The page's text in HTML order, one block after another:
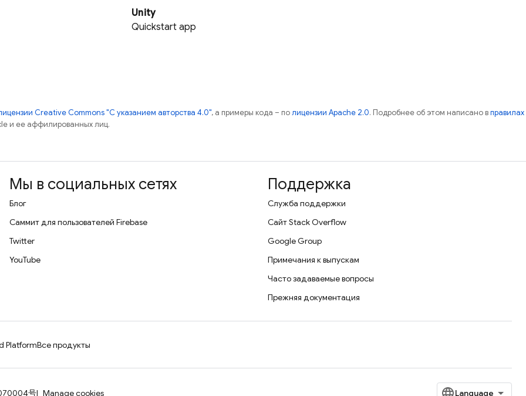
Unity
Quickstart app
Creative Commons "С указанием авторства 4.0", а примеры кода – полицензии Apache 2.0. Подробнее об этом написано вправилах
и ее аффилированных лиц.
Мы в социальных сетях
Блог
Саммит для пользователей Firebase
Twitter
YouTube
Поддержка
Служба поддержки
Сайт Stack Overflow
Google Group
Примечания к выпускам
Часто задаваемые вопросы
Прежняя документация
PlatformВсе продукты
号 Manage cookies